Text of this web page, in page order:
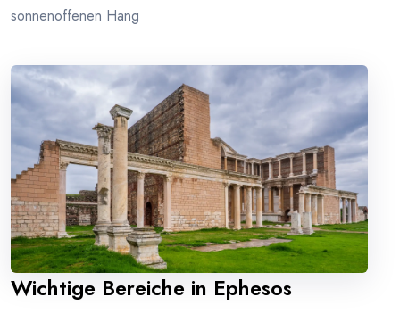
sonnenoffenen Hang
Wichtige Bereiche in Ephesos